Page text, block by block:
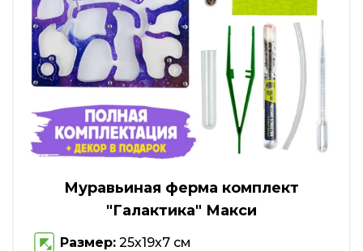
Муравьиная ферма комплект
"Галактика" Макси
Размер: 25х19х7 см